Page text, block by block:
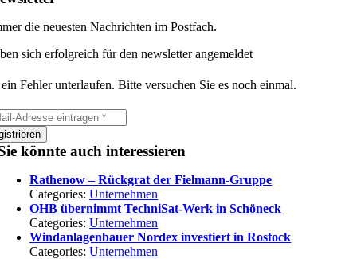
die neuesten Nachrichten im Postfach.
sich erfolgreich für den newsletter angemeldet
Fehler unterlaufen. Bitte versuchen Sie es noch einmal.
könnte auch interessieren
Rathenow – Rückgrat der Fielmann-Gruppe
Categories:Unternehmen
OHB übernimmt TechniSat-Werk in Schöneck
Categories:Unternehmen
Windanlagenbauer Nordex investiert in Rostock
Categories:Unternehmen